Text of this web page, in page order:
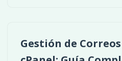
Gestión de